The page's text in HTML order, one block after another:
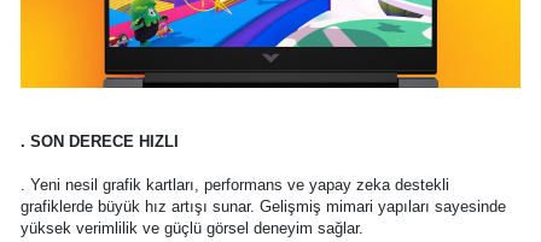
. SON DERECE HIZLI
. Yeni nesil grafik kartları, performans ve yapay zeka destekli
grafiklerde büyük hız artışı sunar. Gelişmiş mimari yapıları sayesinde
yüksek verimlilik ve güçlü görsel deneyim sağlar.